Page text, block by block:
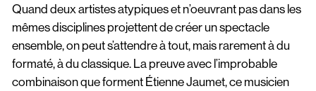
Quand deux artistes atypiques et n’oeuvrant pas dans les
mêmes disciplines projettent de créer un spectacle
ensemble, on peut s’attendre à tout, mais rarement à du
formaté, à du classique. La preuve avec l’improbable
combinaison que forment Étienne Jaumet, ce musicien
Résidences
Espace pro
Partenaires